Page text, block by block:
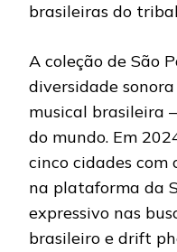
brasileiras do
A coleção de São
diversidade
musical brasileira
do mundo. Em
cinco cidades com
na plataforma da
expressivo nas
brasileiro e drift